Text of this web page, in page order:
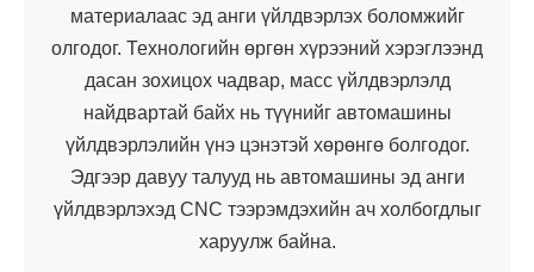
материалаас эд анги үйлдвэрлэх боломжийг
олгодог. Технологийн өргөн хүрээний хэрэглээнд
дасан зохицох чадвар, масс үйлдвэрлэлд
найдвартай байх нь түүнийг автомашины
үйлдвэрлэлийн үнэ цэнэтэй хөрөнгө болгодог.
Эдгээр давуу талууд нь автомашины эд анги
үйлдвэрлэхэд CNC тээрэмдэхийн ач холбогдлыг
харуулж байна.